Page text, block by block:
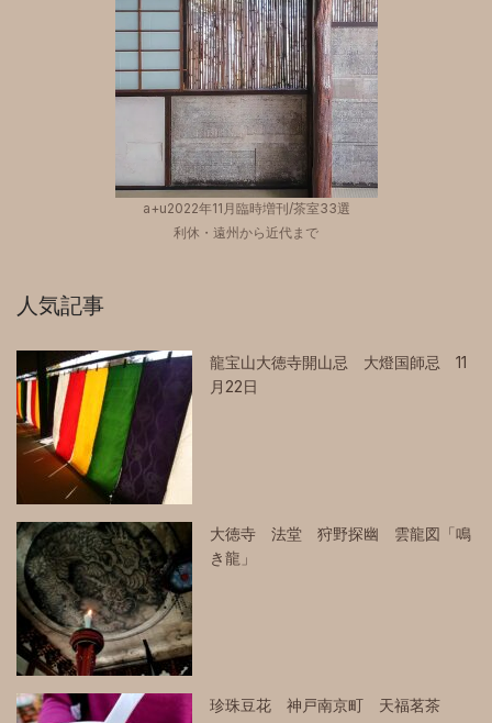
a+u2022年11月臨時増刊/茶室33選
利休・遠州から近代まで
人気記事
龍宝山大徳寺開山忌 大燈国師忌 11
月22日
大徳寺 法堂 狩野探幽 雲龍図「鳴
き龍」
珍珠豆花 神戸南京町 天福茗茶